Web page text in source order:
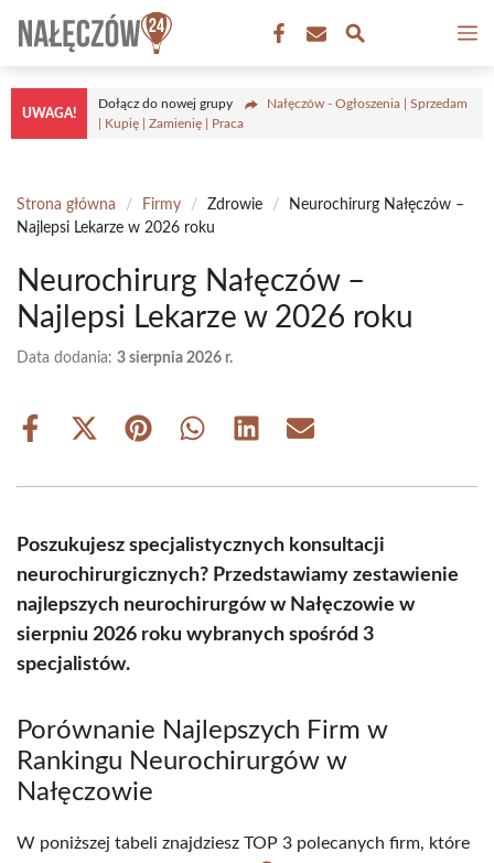
treści
UWAGA!
Dołącz do nowej grupy
Nałęczów - Ogłoszenia | Sprzedam
| Kupię | Zamienię | Praca
Strona główna / Firmy / Zdrowie /
Neurochirurg Nałęczów –
Najlepsi Lekarze w 2026 roku
Neurochirurg Nałęczów –
Najlepsi Lekarze w 2026 roku
Data dodania: 3 sierpnia 2026 r.
Share
Share
(Twitter)
Share Share Share Share
Poszukujesz specjalistycznych konsultacji
neurochirurgicznych? Przedstawiamy zestawienie
najlepszych neurochirurgów w Nałęczowie w
sierpniu 2026 roku wybranych spośród 3
specjalistów.
Porównanie Najlepszych Firm w
Rankingu Neurochirurgów w
Nałęczowie
W poniższej tabeli znajdziesz TOP 3 polecanych firm, które